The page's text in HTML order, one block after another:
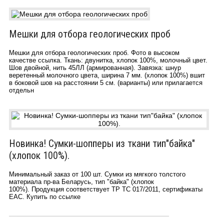
Мешки для отбора геологических проб
Мешки для отбора геологических проб. Фото в высоком
качестве ссылка. Ткань: двунитка, хлопок 100%, молочный цвет.
Шов двойной, нить 45ЛЛ (армированная). Завязка: шнур
веретенный молочного цвета, ширина 7 мм. (хлопок 100%) вшит
в боковой шов на расстоянии 5 см. (варианты) или прилагается
отдельн
Новинка! Сумки-шопперы из ткани тип"байка"
(хлопок 100%).
Минимальный заказ от 100 шт. Сумки из мягкого толстого
материала пр-ва Беларусь, тип "байка" (хлопок
100%). Продукция соответствует ТР ТС 017/2011, сертификаты
EAC. Купить по ссылке